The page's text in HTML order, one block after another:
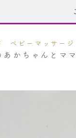
ベビーマッサージ
かちゃんとマ